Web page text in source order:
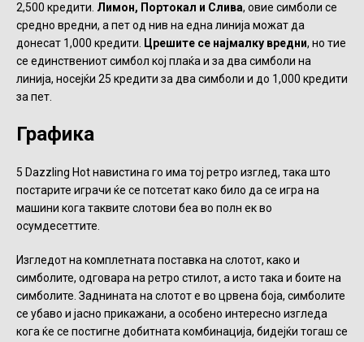
2,500 кредити. Лимон, Портокал и Слива, овие симболи се
средно вредни, а пет од нив на една линија можат да
донесат 1,000 кредити.
Црешите се најмалку вредни, но тие
се единствениот симбол кој плаќа и за два симболи на
линија, носејќи 25 кредити за два симболи и до 1,000 кредити
за пет.
Графика
5 Dazzling Hot навистина го има тој ретро изглед, така што
постарите играчи ќе се потсетат како било да се игра на
машини кога таквите слотови беа во полн ек во
осумдесеттите.
Изгледот на комплетната поставка на слотот, како и
симболите, одговара на ретро стилот, а исто така и боите на
симболите. Заднината на слотот е во црвена боја, симболите
се убаво и јасно прикажани, а особено интересно изгледа
кога ќе се постигне добитната комбинација, бидејќи тогаш се